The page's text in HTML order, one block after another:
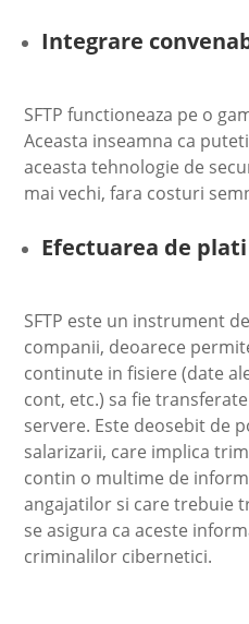
Integrare
SFTP functioneaza pe o
Aceasta inseamna ca
aceasta tehnologie de
mai vechi, fara costuri
Efectuarea de
SFTP este un instrument
companii, deoarece
continute in fisiere (date
cont, etc.) sa fie
servere. Este deosebit de
salarizarii, care implica
contin o multime de
angajatilor si care trebuie
se asigura ca aceste
criminalilor cibernetici.